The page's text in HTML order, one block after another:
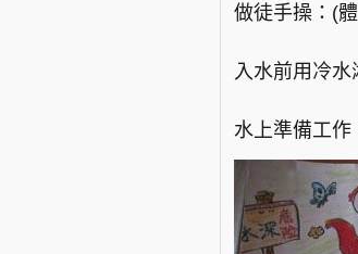
做徒手操：(
入水前用冷水
水上準備工作